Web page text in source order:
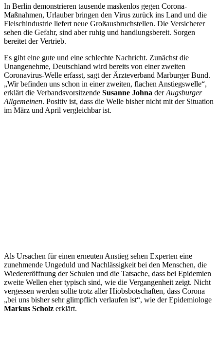
In Berlin demonstrieren tausende maskenlos gegen Corona-
Maßnahmen, Urlauber bringen den Virus zurück ins Land und die
Fleischindustrie liefert neue Großausbruchstellen. Die Versicherer
sehen die Gefahr, sind aber ruhig und handlungsbereit. Sorgen
bereitet der Vertrieb.
Es gibt eine gute und eine schlechte Nachricht. Zunächst die
Unangenehme, Deutschland wird bereits von einer zweiten
Coronavirus-Welle erfasst, sagt der Ärzteverband Marburger Bund.
„Wir befinden uns schon in einer zweiten, flachen Anstiegswelle“,
erklärt die Verbandsvorsitzende Susanne Johna derAugsburger
Allgemeinen. Positiv ist, dass die Welle bisher nicht mit der Situation
im März und April vergleichbar ist.
Als Ursachen für einen erneuten Anstieg sehen Experten eine
zunehmende Ungeduld und Nachlässigkeit bei den Menschen, die
Wiedereröffnung der Schulen und die Tatsache, dass bei Epidemien
zweite Wellen eher typisch sind, wie die Vergangenheit zeigt. Nicht
vergessen werden sollte trotz aller Hiobsbotschaften, dass Corona
„bei uns bisher sehr glimpflich verlaufen ist“, wie der Epidemiologe
Markus Scholz erklärt.